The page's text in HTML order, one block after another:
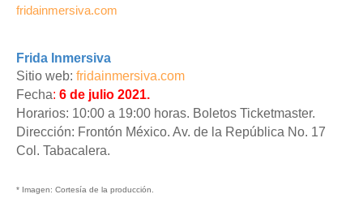
fridainmersiva.com
Frida Inmersiva
Sitio web: fridainmersiva.com
Fecha: 6 de julio 2021.
Horarios: 10:00 a 19:00 horas. Boletos Ticketmaster.
Dirección: Frontón México. Av. de la República No. 17
Col. Tabacalera.
* Imagen: Cortesía de la producción.